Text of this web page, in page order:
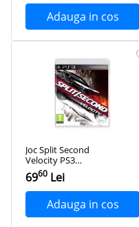
Adauga in cos
Joc Split Second
Velocity PS3
PlayStation 3,
Second-Hand
6960 Lei
Adauga in cos